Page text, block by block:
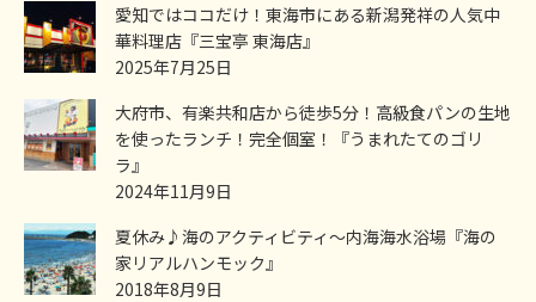
愛知ではココだけ！東海市にある新潟発祥の人気中
華料理店『三宝亭 東海店』
2025年7月25日
大府市、有楽共和店から徒歩5分！高級食パンの生地
を使ったランチ！完全個室！『うまれたてのゴリ
ラ』
2024年11月9日
夏休み♪海のアクティビティ～内海海水浴場『海の
家リアルハンモック』
2018年8月9日